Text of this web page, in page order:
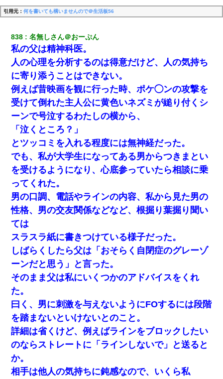
引用元： 何を書いても構いませんので＠生活板56
838 名無しさん＠おーぷん
私の父は精神科医。
人の心理を分析するのは得意だけど、人の気持ち
に寄り添うことはできない。
例えば昔映画を観に行った時、ポケ◯ンの攻撃を
受けて倒れた主人公に黄色いネズミが縋り付くシ
ーンで号泣するわたしの横から、
「泣くところ？」
とツッコミを入れる程度には無神経だった。
でも、私が大学生になってある男からつきまとい
を受けるようになり、心底参っていたら相談に乗
ってくれた。
男の口調、電話やラインの内容、私から見た男の
性格、男の交友関係などなど、根掘り葉掘り聞い
ては
スラスラ紙に書きつけている様子だった。
しばらくしたら父は「おそらく自閉症のグレーゾ
ーンだと思う」と言った。
そのまま父は私にいくつかのアドバイスをくれ
た。
曰く、男に刺激を与えないようにFOするには段階
を踏まないといけないとのこと。
詳細は省くけど、例えばラインをブロックしたい
のならストレートに「ラインしないで」と送ると
か。
相手は他人の気持ちに鈍感なので、いくら私